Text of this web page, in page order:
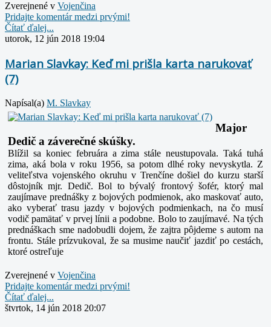
Zverejnené v Vojenčina
Pridajte komentár medzi prvými!
Čítať ďalej...
utorok, 12 jún 2018 19:04
Marian Slavkay: Keď mi prišla karta narukovať
(7)
Napísal(a) M. Slavkay
Major
Dedič a záverečné skúšky.
Blížil sa koniec februára a zima stále neustupovala. Taká tuhá
zima, aká bola v roku 1956, sa potom dlhé roky nevyskytla. Z
veliteľstva vojenského okruhu v Trenčíne došiel do kurzu starší
dôstojník mjr. Dedič. Bol to bývalý frontový šofér, ktorý mal
zaujímave prednášky z bojových podmienok, ako maskovať auto,
ako vyberať trasu jazdy v bojových podmienkach, na čo musí
vodič pamätať v prvej línii a podobne. Bolo to zaujímavé. Na tých
prednáškach sme nadobudli dojem, že zajtra pôjdeme s autom na
frontu. Stále prízvukoval, že sa musime naučiť jazdiť po cestách,
ktoré ostreľuje
Zverejnené v Vojenčina
Pridajte komentár medzi prvými!
Čítať ďalej...
štvrtok, 14 jún 2018 20:07